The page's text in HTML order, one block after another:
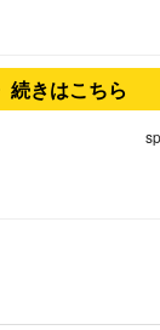
続きはこちら